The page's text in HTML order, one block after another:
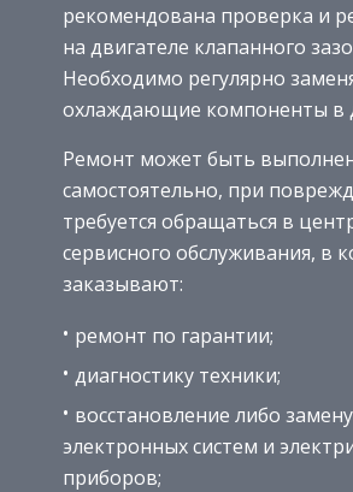
рекомендована проверка и
на двигателе клапанного
Необходимо регулярно
охлаждающие компоненты в
Ремонт может быть
самостоятельно, при
требуется обращаться в
сервисного обслуживания, в
заказывают:
ремонт по гарантии;
диагностику техники;
восстановление либо замену
электронных систем и
приборов;